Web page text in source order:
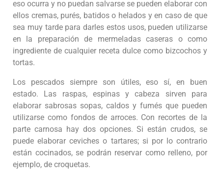
eso ocurra y no puedan salvarse se pueden elaborar con
ellos cremas, purés, batidos o helados y en caso de que
sea muy tarde para darles estos usos, pueden utilizarse
en la preparación de mermeladas caseras o como
ingrediente de cualquier receta dulce como bizcochos y
tortas.
Los pescados siempre son útiles, eso sí, en buen
estado. Las raspas, espinas y cabeza sirven para
elaborar sabrosas sopas, caldos y fumés que pueden
utilizarse como fondos de arroces. Con recortes de la
parte carnosa hay dos opciones. Si están crudos, se
puede elaborar ceviches o tartares; si por lo contrario
están cocinados, se podrán reservar como relleno, por
ejemplo, de croquetas.